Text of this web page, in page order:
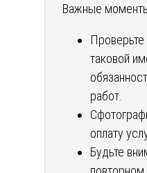
Важные
таковой
работ.
оплату
Будьте